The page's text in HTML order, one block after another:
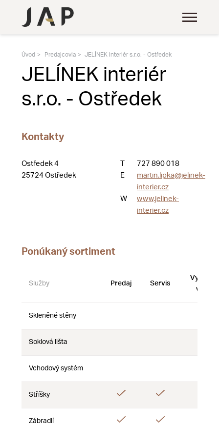
Úvod Predajcovia JELÍNEK interiér s.r.o. - Ostředek
JELÍNEK interiér
s.r.o. - Ostředek
Kontakty
Ostředek 4
25724 Ostředek
727 890 018
E
martin.lipka@jelinek-
interier.cz
W
www.jelinek-
interier.cz
Ponúkaný sortiment
Služby Predaj Servis
vzorky
Skleněné stěny
Soklová lišta
Vchodový systém
Stříšky Áno Áno
Zábradlí Áno Áno